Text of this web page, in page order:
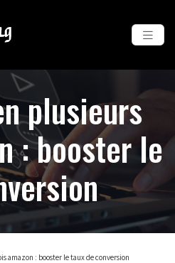
plusieurs
: booster le
amazon : booster le taux de conversion